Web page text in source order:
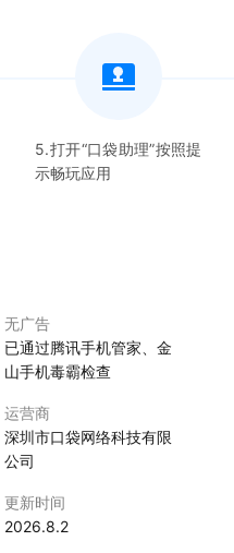
5.打开“口袋助理”按照提
示畅玩应用
无广告
已通过腾讯手机管家、金
山手机毒霸检查
运营商
深圳市口袋网络科技有限
公司
更新时间
2026.8.2